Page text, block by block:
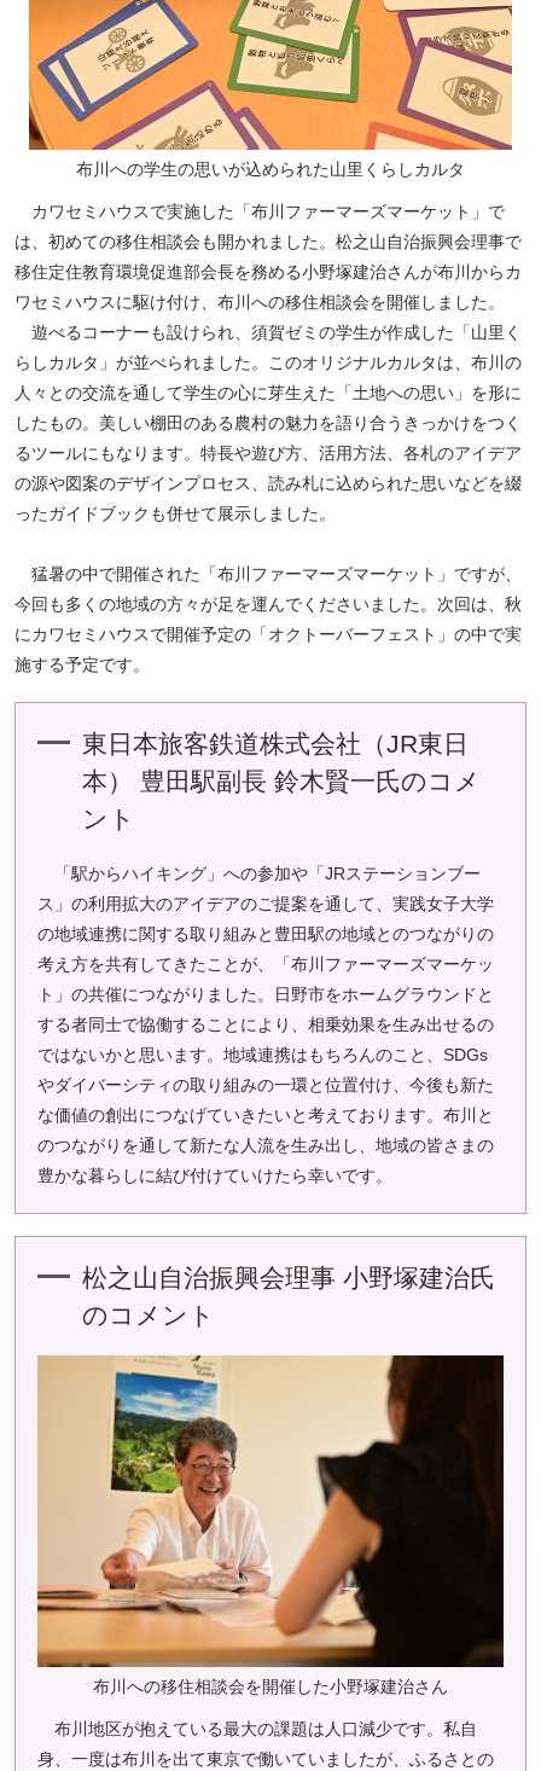
布川への学生の思いが込められた山里くらしカルタ
カワセミハウスで実施した「布川ファーマーズマーケット」で
は、初めての移住相談会も開かれました。松之山自治振興会理事で
移住定住教育環境促進部会長を務める小野塚建治さんが布川からカ
ワセミハウスに駆け付け、布川への移住相談会を開催しました。
遊べるコーナーも設けられ、須賀ゼミの学生が作成した「山里く
らしカルタ」が並べられました。このオリジナルカルタは、布川の
人々との交流を通して学生の心に芽生えた「土地への思い」を形に
したもの。美しい棚田のある農村の魅力を語り合うきっかけをつく
るツールにもなります。特長や遊び方、活用方法、各札のアイデア
の源や図案のデザインプロセス、読み札に込められた思いなどを綴
ったガイドブックも併せて展示しました。
猛暑の中で開催された「布川ファーマーズマーケット」ですが、
今回も多くの地域の方々が足を運んでくださいました。次回は、秋
にカワセミハウスで開催予定の「オクトーバーフェスト」の中で実
施する予定です。
東日本旅客鉄道株式会社（JR東日
本） 豊田駅副長 鈴木賢一氏のコメ
ント
「駅からハイキング」への参加や「JRステーションブー
ス」の利用拡大のアイデアのご提案を通して、実践女子大学
の地域連携に関する取り組みと豊田駅の地域とのつながりの
考え方を共有してきたことが、「布川ファーマーズマーケッ
ト」の共催につながりました。日野市をホームグラウンドと
する者同士で協働することにより、相乗効果を生み出せるの
ではないかと思います。地域連携はもちろんのこと、SDGs
やダイバーシティの取り組みの一環と位置付け、今後も新た
な価値の創出につなげていきたいと考えております。布川と
のつながりを通して新たな人流を生み出し、地域の皆さまの
豊かな暮らしに結び付けていけたら幸いです。
松之山自治振興会理事 小野塚建治氏
のコメント
布川への移住相談会を開催した小野塚建治さん
布川地区が抱えている最大の課題は人口減少です。私自
身、一度は布川を出て東京で働いていましたが、ふるさとの